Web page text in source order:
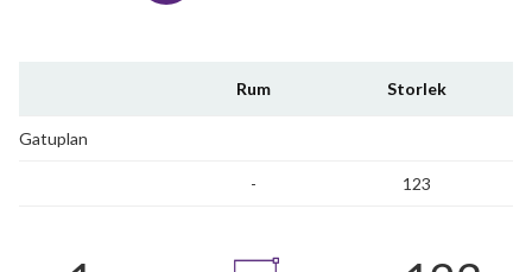
Rum Storlek
Gatuplan
- 123